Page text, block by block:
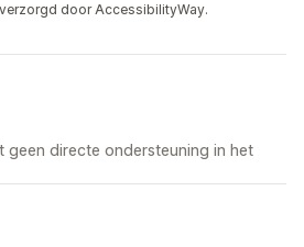
door AccessibilityWay.
geen directe ondersteuning in het